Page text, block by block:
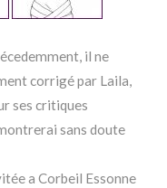
il ne
corrigé par Laila,
ses critiques
sans doute
a Corbeil Essonne